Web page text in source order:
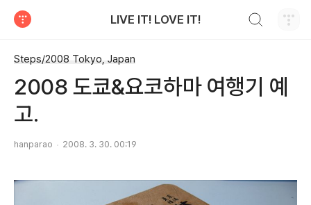
LIVE IT! LOVE IT!
Steps/2008 Tokyo, Japan
2008 도쿄&요코하마 여행기 예
고.
hanparao 2008. 3. 30. 00:19